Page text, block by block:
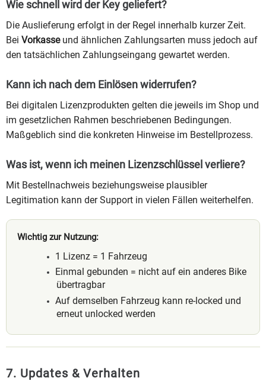
Wie schnell wird der Key geliefert?
Die Auslieferung erfolgt in der Regel innerhalb kurzer Zeit.
Bei Vorkasseund ähnlichen Zahlungsarten muss jedoch auf
den tatsächlichen Zahlungseingang gewartet werden.
Kann ich nach dem Einlösen widerrufen?
Bei digitalen Lizenzprodukten gelten die jeweils im Shop und
im gesetzlichen Rahmen beschriebenen Bedingungen.
Maßgeblich sind die konkreten Hinweise im Bestellprozess.
Was ist, wenn ich meinen Lizenzschlüssel verliere?
Mit Bestellnachweis beziehungsweise plausibler
Legitimation kann der Support in vielen Fällen weiterhelfen.
Wichtig zur Nutzung:
1 Lizenz = 1 Fahrzeug
Einmal gebunden = nicht auf ein anderes Bike
übertragbar
Auf demselben Fahrzeug kann re-locked und
erneut unlocked werden
7. Updates & Verhalten